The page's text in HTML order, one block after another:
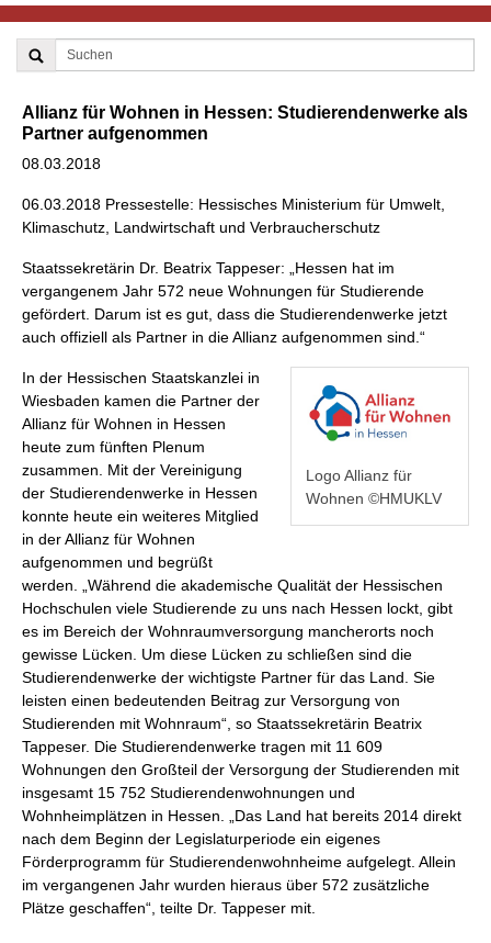
Allianz für Wohnen in Hessen: Studierendenwerke als
Partner aufgenommen
08.03.2018
06.03.2018 Pressestelle: Hessisches Ministerium für Umwelt,
Klimaschutz, Landwirtschaft und Verbraucherschutz
Staatssekretärin Dr. Beatrix Tappeser: „Hessen hat im
vergangenem Jahr 572 neue Wohnungen für Studierende
gefördert. Darum ist es gut, dass die Studierendenwerke jetzt
auch offiziell als Partner in die Allianz aufgenommen sind.“
Logo Allianz für
Wohnen ©HMUKLV
In der Hessischen Staatskanzlei in
Wiesbaden kamen die Partner der
Allianz für Wohnen in Hessen
heute zum fünften Plenum
zusammen. Mit der Vereinigung
der Studierendenwerke in Hessen
konnte heute ein weiteres Mitglied
in der Allianz für Wohnen
aufgenommen und begrüßt
werden. „Während die akademische Qualität der Hessischen
Hochschulen viele Studierende zu uns nach Hessen lockt, gibt
es im Bereich der Wohnraumversorgung mancherorts noch
gewisse Lücken. Um diese Lücken zu schließen sind die
Studierendenwerke der wichtigste Partner für das Land. Sie
leisten einen bedeutenden Beitrag zur Versorgung von
Studierenden mit Wohnraum“, so Staatssekretärin Beatrix
Tappeser. Die Studierendenwerke tragen mit 11 609
Wohnungen den Großteil der Versorgung der Studierenden mit
insgesamt 15 752 Studierendenwohnungen und
Wohnheimplätzen in Hessen. „Das Land hat bereits 2014 direkt
nach dem Beginn der Legislaturperiode ein eigenes
Förderprogramm für Studierendenwohnheime aufgelegt. Allein
im vergangenen Jahr wurden hieraus über 572 zusätzliche
Plätze geschaffen“, teilte Dr. Tappeser mit.